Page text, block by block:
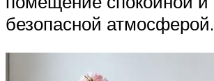
безопасной атмосферой.